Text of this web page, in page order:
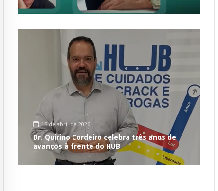
15 de abril de 2026
Dr. Quirino Cordeiro celebra três anos de
avanços à frente do HUB